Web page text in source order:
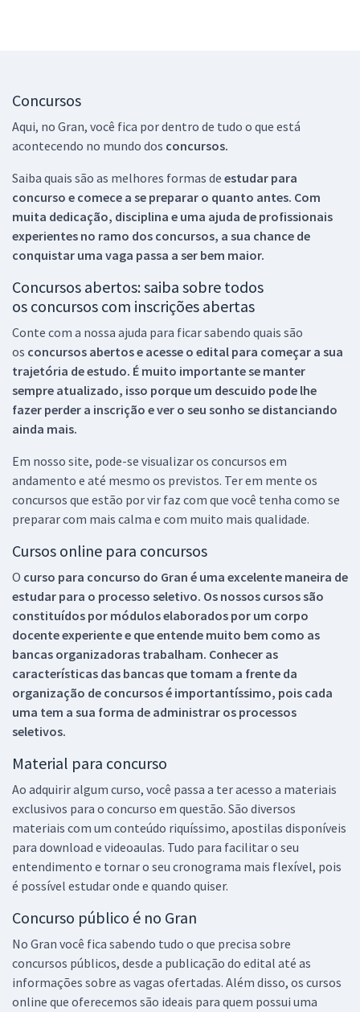
Concursos
Aqui, no Gran, você fica por dentro de tudo o que está
acontecendo no mundo dos concursos.
Saiba quais são as melhores formas de estudar para
concurso e comece a se preparar o quanto antes. Com
muita dedicação, disciplina e uma ajuda de profissionais
experientes no ramo dos concursos, a sua chance de
conquistar uma vaga passa a ser bem maior.
Concursos abertos: saiba sobre todos
os concursos com inscrições abertas
Conte com a nossa ajuda para ficar sabendo quais são
os concursos abertos e acesse o edital para começar a sua
trajetória de estudo. É muito importante se manter
sempre atualizado, isso porque um descuido pode lhe
fazer perder a inscrição e ver o seu sonho se distanciando
ainda mais.
Em nosso site, pode-se visualizar os concursos em
andamento e até mesmo os previstos. Ter em mente os
concursos que estão por vir faz com que você tenha como se
preparar com mais calma e com muito mais qualidade.
Cursos online para concursos
O curso para concurso do Gran é uma excelente maneira de
estudar para o processo seletivo. Os nossos cursos são
constituídos por módulos elaborados por um corpo
docente experiente e que entende muito bem como as
bancas organizadoras trabalham. Conhecer as
características das bancas que tomam a frente da
organização de concursos é importantíssimo, pois cada
uma tem a sua forma de administrar os processos
seletivos.
Material para concurso
Ao adquirir algum curso, você passa a ter acesso a materiais
exclusivos para o concurso em questão. São diversos
materiais com um conteúdo riquíssimo, apostilas disponíveis
para download e videoaulas. Tudo para facilitar o seu
entendimento e tornar o seu cronograma mais flexível, pois
é possível estudar onde e quando quiser.
Concurso público é no Gran
No Gran você fica sabendo tudo o que precisa sobre
concursos públicos, desde a publicação do edital até as
informações sobre as vagas ofertadas. Além disso, os cursos
online que oferecemos são ideais para quem possui uma